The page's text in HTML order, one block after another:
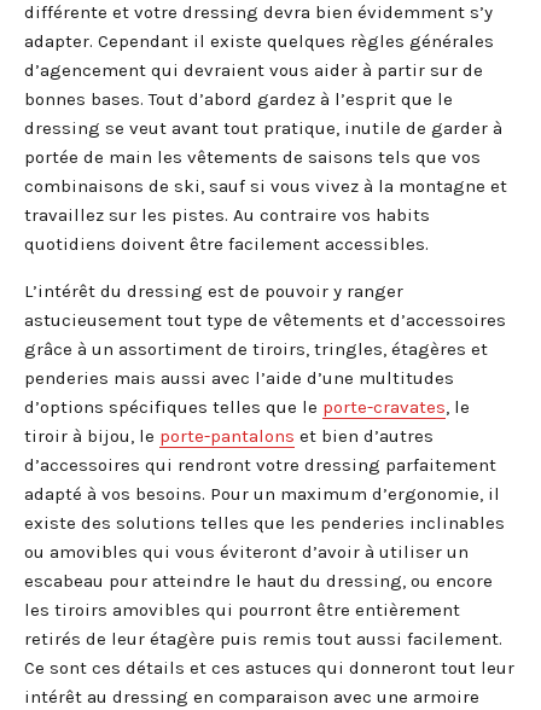
différente et votre dressing devra bien évidemment s’y
adapter. Cependant il existe quelques règles générales
d’agencement qui devraient vous aider à partir sur de
bonnes bases. Tout d’abord gardez à l’esprit que le
dressing se veut avant tout pratique, inutile de garder à
portée de main les vêtements de saisons tels que vos
combinaisons de ski, sauf si vous vivez à la montagne et
travaillez sur les pistes. Au contraire vos habits
quotidiens doivent être facilement accessibles.
L’intérêt du dressing est de pouvoir y ranger
astucieusement tout type de vêtements et d’accessoires
grâce à un assortiment de tiroirs, tringles, étagères et
penderies mais aussi avec l’aide d’une multitudes
d’options spécifiques telles que le porte-cravates, le
tiroir à bijou, le porte-pantalons et bien d’autres
d’accessoires qui rendront votre dressing parfaitement
adapté à vos besoins. Pour un maximum d’ergonomie, il
existe des solutions telles que les penderies inclinables
ou amovibles qui vous éviteront d’avoir à utiliser un
escabeau pour atteindre le haut du dressing, ou encore
les tiroirs amovibles qui pourront être entièrement
retirés de leur étagère puis remis tout aussi facilement.
Ce sont ces détails et ces astuces qui donneront tout leur
intérêt au dressing en comparaison avec une armoire